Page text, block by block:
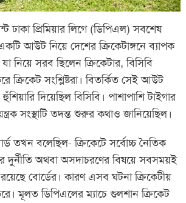
ঢাকা প্রিমিয়ার লিগে (ডিপিএল) সবশেষ
আউট নিয়ে দেশের ক্রিকেটাঙ্গনে ব্যাপক
নিয়ে সরব ছিলেন ক্রিকেটার, বিসিবি
ক্রিকেট সংশ্লিষ্টরা। বিতর্কিত সেই আউট
দিয়েছিল বিসিবি। পাশাপাশি টাইগার
সংস্থাটি তদন্ত শুরুর কথাও জানিয়েছিল।
তখন বলেছিল- ক্রিকেটে সর্বোচ্চ নৈতিক
দুর্নীতি অথবা অসদাচরণের বিষয়ে সবসময়ই
বোর্ডের। কারণ এসব ঘটনা ক্রিকেটীয়
মূলত ডিপিএলের ম্যাচে গুলশান ক্রিকেট